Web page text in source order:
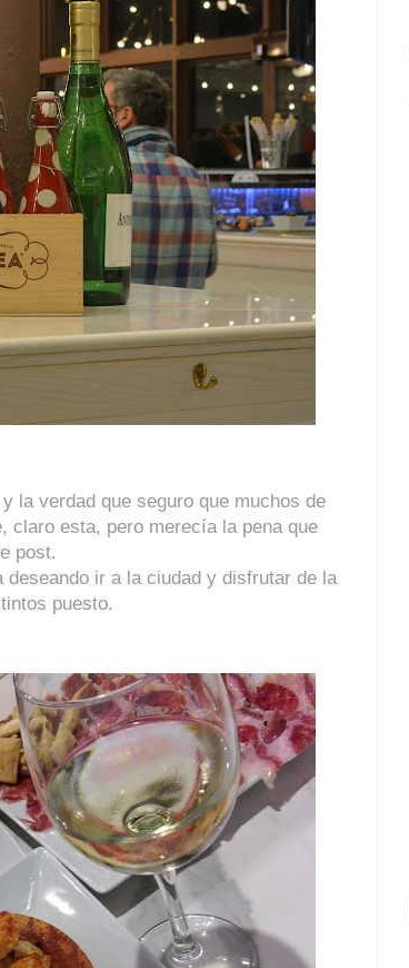
la verdad que seguro que muchos de
claro esta, pero merecía la pena que
post.
ir a la ciudad y disfrutar de la
puesto.